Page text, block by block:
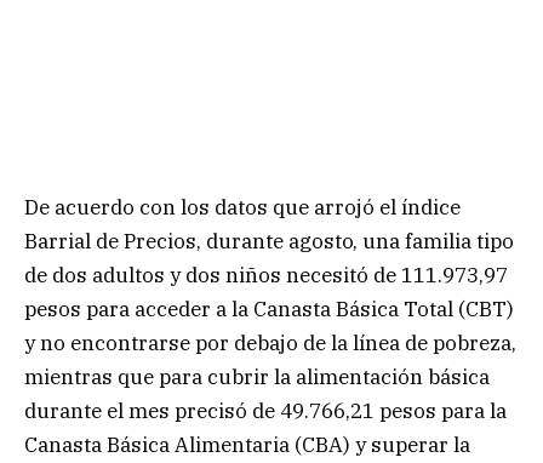
De acuerdo con los datos que arrojó el índice
Barrial de Precios, durante agosto, una familia tipo
de dos adultos y dos niños necesitó de 111.973,97
pesos para acceder a la Canasta Básica Total (CBT)
y no encontrarse por debajo de la línea de pobreza,
mientras que para cubrir la alimentación básica
durante el mes precisó de 49.766,21 pesos para la
Canasta Básica Alimentaria (CBA) y superar la